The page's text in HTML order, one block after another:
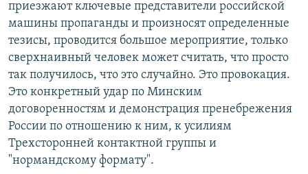
приезжают ключевые представители российской
машины пропаганды и произносят определенные
тезисы, проводится большое мероприятие, только
сверхнаивный человек может считать, что просто
так получилось, что это случайно. Это провокация.
Это конкретный удар по Минским
договоренностям и демонстрация пренебрежения
России по отношению к ним, к усилиям
Трехсторонней контактной группы и
"нормандскому формату".